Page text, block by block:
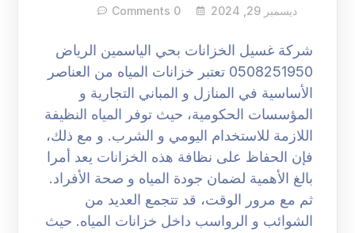
ديسمبر 29, 2024 0 Comments
شركة غسيل الخزانات بحي الياسمين الرياض
0508251950 تعتبر خزانات المياه من العناصر
الأساسية في المنازل و المباني التجارية و
المؤسسات الحكومية، حيث توفر المياه النظيفة
اللازمة للاستخدام اليومي و الشرب. و مع ذلك،
فإن الحفاظ على نظافة هذه الخزانات يعد أمرا
بالغ الأهمية لضمان جودة المياه و صحة الأفراد.
ثم مع مرور الوقت، قد تتجمع العديد من
الشوائب و الرواسب داخل خزانات المياه. حيث